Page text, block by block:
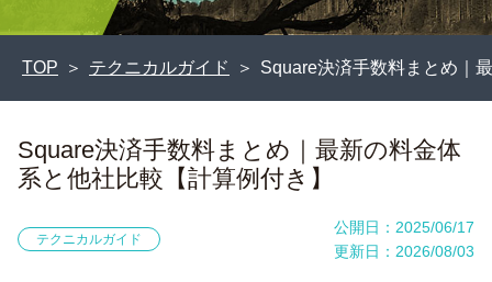
TOP テクニカルガイド Square決済手数料まとめ｜
Square決済手数料まとめ｜最新の料金体
系と他社比較【計算例付き】
テクニカルガイド
公開日：2025/06/17
更新日：2026/08/03